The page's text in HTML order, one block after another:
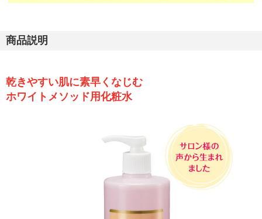
商品説明
乾きやすい肌に素早くなじむ
ホワイトメソッド用化粧水